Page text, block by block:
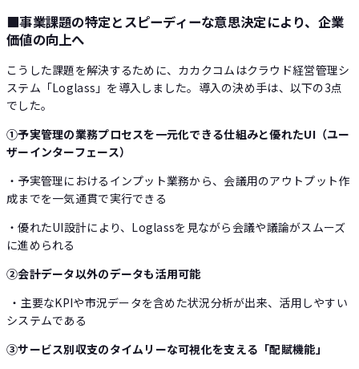
■事業課題の特定とスピーディーな意思決定により、企業
価値の向上へ
こうした課題を解決するために、カカクコムはクラウド経営管理シ
ステム「Loglass」を導入しました。導入の決め手は、以下の3点
でした。
①予実管理の業務プロセスを一元化できる仕組みと優れたUI（ユー
ザーインターフェース）
・予実管理におけるインプット業務から、会議用のアウトプット作
成までを一気通貫で実行できる
・優れたUI設計により、Loglassを見ながら会議や議論がスムーズ
に進められる
②会計データ以外のデータも活用可能
・主要なKPIや市況データを含めた状況分析が出来、活用しやすい
システムである
③サービス別収支のタイムリーな可視化を支える「配賦機能」